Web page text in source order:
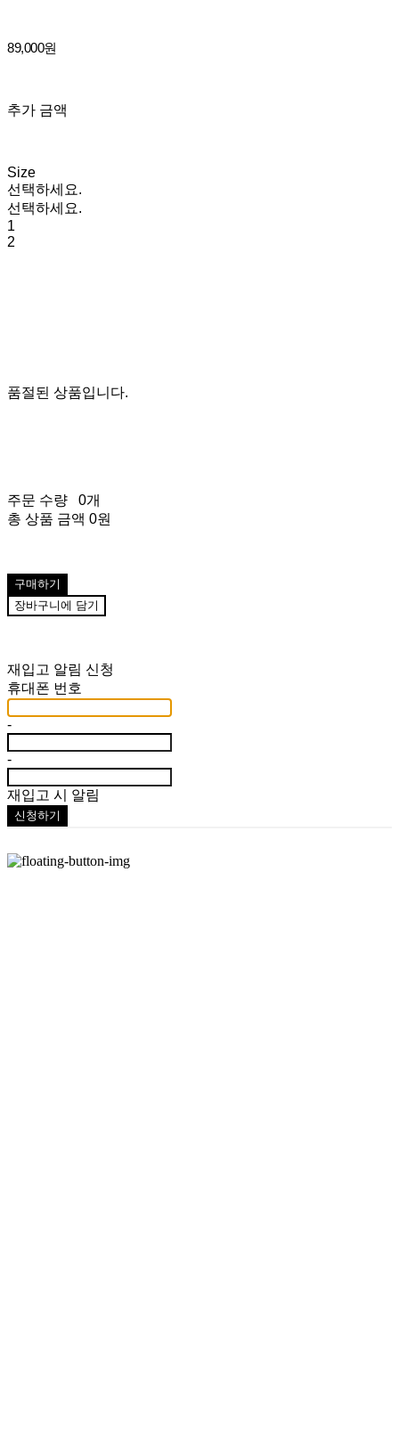
89,000원
추가 금액
Size
선택하세요.
선택하세요.
1
2
품절된 상품입니다.
주문 수량
0개
총 상품 금액 0원
구매하기
장바구니에 담기
재입고 알림 신청
휴대폰 번호
-
-
재입고 시 알림
신청하기